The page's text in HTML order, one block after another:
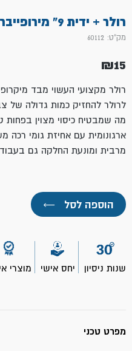
רולר + ידית 9" מירופייבר- ROLLINGDOG
מק"ט: 60112
₪15
רולר מקצועי העשוי מבד
לרולר להחזיק כמות גדולה של
מה שמבטיח כיסוי מצוין
ארגונומית עם אחיזת גומי רכה
מרבית ומונעת החלקה גם
הוספה לסל ←
שנות ניסיון יחס אישי מוצרי
מפרט טכני